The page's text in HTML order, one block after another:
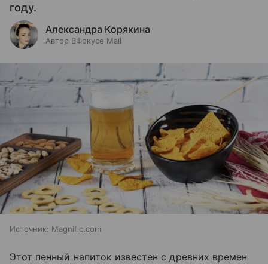
году.
Александра Корякина
Автор ВФокусе Mail
Источник: Magnific.com
Этот пенный напиток известен с древних времен